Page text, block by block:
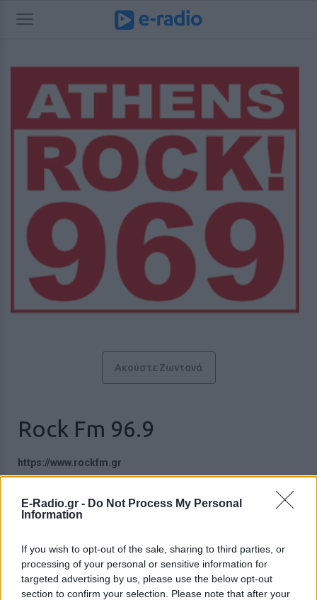
E-Radio.gr - Do Not Process My Personal
Information
If you wish to opt-out of the sale, sharing to third parties, or
processing of your personal or sensitive information for
targeted advertising by us, please use the below opt-out
section to confirm your selection. Please note that after your
Ακούστε Ζωντανά
Rock Fm 96.9
https://www.rockfm.gr
Facebook account
Instagram account
Ροκ-Adult Rock,Alternative Rock ,Classic Rock,Indie,Modern
Soft Rock
Βιλτανιώτη 36 Κηφισιά, 14564,
Studio: +30 2106821968
Fax: +30 2106821229